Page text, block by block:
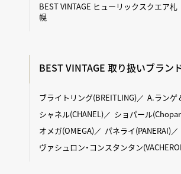
BEST VINTAGE ヒューリックスクエア札
幌
BEST VINTAGE 取り扱いブラン
ブライトリング(BREITLING)
A.ランゲ
シャネル(CHANEL)
ショパール
オメガ(OMEGA)
パネライ(PANERAI)
ヴァシュロン・コンスタンタン